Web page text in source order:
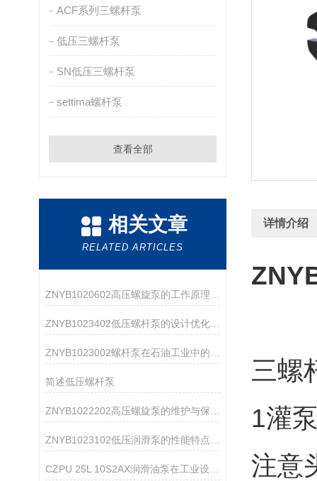
ACF系列三螺杆泵
低压三螺杆泵
SN低压三螺杆泵
settima螺杆泵
查看全部
相关文章
RELATED ARTICLES
ZNYB1023402低压螺杆泵的设计优化与改进
简述低压螺杆泵
详情介绍
三螺
1灌
注意